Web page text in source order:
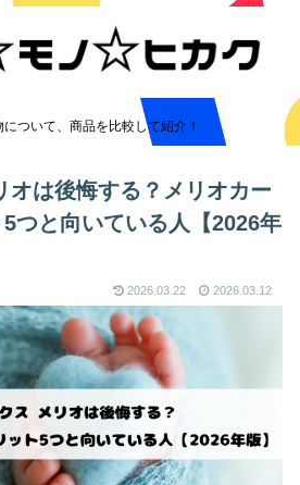
ついて、商品を比較して紹介！
オは後悔する？メリオカー
つと向いている人【2026年
2026.03.22 2026.03.12